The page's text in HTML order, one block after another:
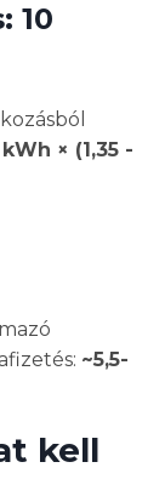
10
kWh × (1,35 -
~5,5-
kell